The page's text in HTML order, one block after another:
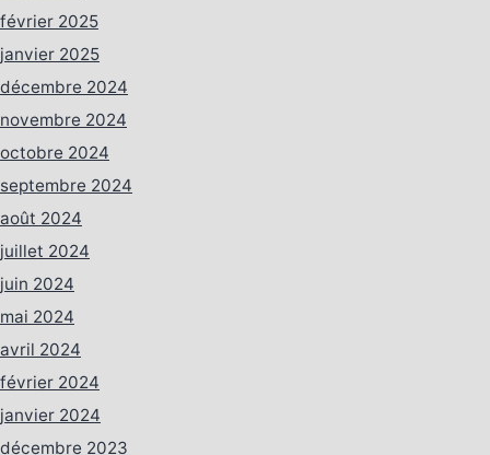
février 2025
janvier 2025
décembre 2024
novembre 2024
octobre 2024
septembre 2024
août 2024
juillet 2024
juin 2024
mai 2024
avril 2024
février 2024
janvier 2024
décembre 2023